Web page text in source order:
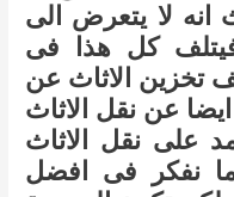
لا يتعرض الى
كل هذا فى
تخزين الاثاث عن
عن نقل الاثاث
على نقل الاثاث
نفكر فى افضل